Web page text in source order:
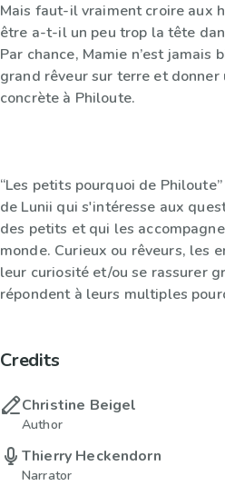
Mais faut-il vraiment croire aux
être a-t-il un peu trop la tête
Par chance, Mamie n’est jamais
grand rêveur sur terre et
concrète à Philoute.
“Les petits pourquoi de
de Lunii qui s'intéresse aux
des petits et qui les
monde. Curieux ou rêveurs, les
leur curiosité et/ou se rassurer
répondent à leurs multiples
Credits
Christine Beigel
Author
Thierry Heckendorn
Narrator